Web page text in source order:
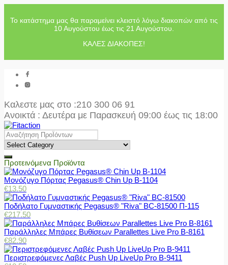
Το κατάστημα μας θα παραμείνει κλειστό λόγω διακοπών από τις
10 Αυγούστου έως τις 21 Αυγούστου.
ΚΑΛΕΣ ΔΙΑΚΟΠΕΣ!
Καλεστε μας στο :210 300 06 91
Ανοικτά : Δευτέρα με Παρασκευή 09:00 έως τις 18:00
Προτεινόμενα Προϊόντα
Μονόζυγο Πόρτας Pegasus® Chin Up Β-1104
€13.50
Ποδήλατο Γυμναστικής Pegasus® "Riva" BC-81500 Π-115
€217.50
Παράλληλες Μπάρες Βυθίσεων Parallettes Live Pro Β-8161
€82.90
Περιστρεφόμενες Λαβές Push Up LiveUp Pro Β-9411